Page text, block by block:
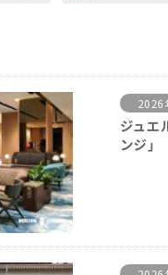
2026
ジュエ
ンジ」